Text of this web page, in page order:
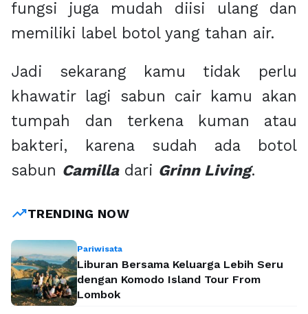
fungsi juga mudah diisi ulang dan
memiliki label botol yang tahan air.
Jadi sekarang kamu tidak perlu
khawatir lagi sabun cair kamu akan
tumpah dan terkena kuman atau
bakteri, karena sudah ada botol
sabun Camilladari Grinn Living.
trending_upTRENDING NOW
Pariwisata
Liburan Bersama Keluarga Lebih Seru
dengan Komodo Island Tour From
Lombok